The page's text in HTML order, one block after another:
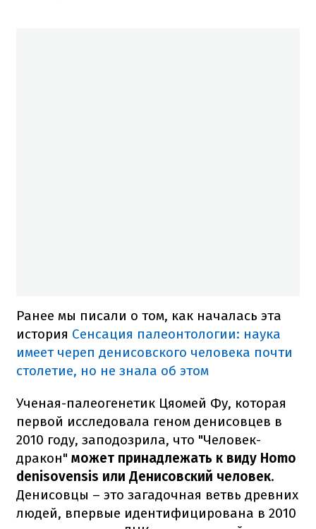
Ранее мы писали о том, как началась эта
история Сенсация палеонтологии: наука
имеет череп денисовского человека почти
столетие, но не знала об этом
Ученая-палеогенетик Цяомей Фу, которая
первой исследовала геном денисовцев в
2010 году, заподозрила, что "Человек-
дракон" может принадлежать к виду Homo
denisovensis или Денисовский человек.
Денисовцы – это загадочная ветвь древних
людей, впервые идентифицирована в 2010